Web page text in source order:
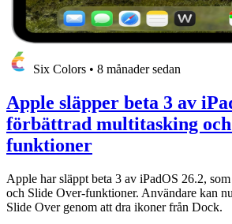
Six Colors • 8 månader sedan
Apple släpper beta 3 av
förbättrad multitasking
funktioner
Apple har släppt beta 3 av iPadOS 26.2,
och Slide Over-funktioner. Användare kan
Slide Over genom att dra ikoner från Dock.